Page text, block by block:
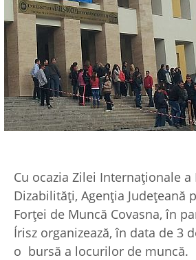
Cu ocazia Zilei Internaţionale
Dizabilităţi, Agenția Județeană
Forței de Muncă Covasna, în
Írisz organizează, în data de 3
o bursă a locurilor de muncă.